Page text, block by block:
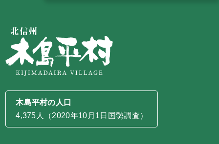
木島平村の人口
4,375人（2020年10月1日国勢調査）